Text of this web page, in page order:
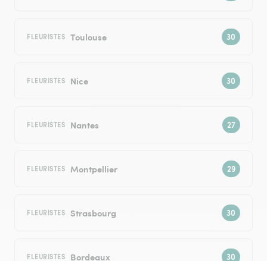
FLEURISTES Toulouse
FLEURISTES Nice
FLEURISTES Nantes
FLEURISTES Montpellier
FLEURISTES Strasbourg
FLEURISTES Bordeaux